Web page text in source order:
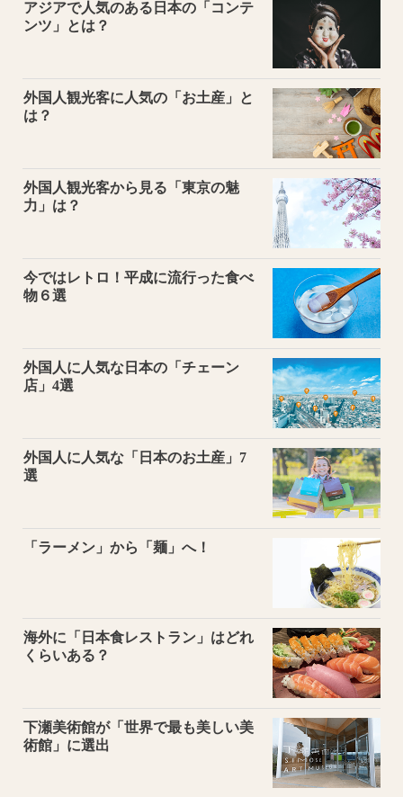
アジアで人気のある日本の「コンテ
ンツ」とは？
外国人観光客に人気の「お土産」と
は？
外国人観光客から見る「東京の魅
力」は？
今ではレトロ！平成に流行った食べ
物６選
外国人に人気な日本の「チェーン
店」4選
外国人に人気な「日本のお土産」7
選
「ラーメン」から「麺」へ！
海外に「日本食レストラン」はどれ
くらいある？
下瀬美術館が「世界で最も美しい美
術館」に選出